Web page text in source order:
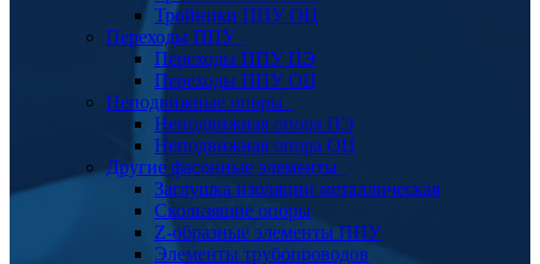
Тройники ППУ ОЦ
Переходы ППУ
Переходы ППУ ПЭ
Переходы ППУ ОЦ
Неподвижные опоры
Неподвижная опора ПЭ
Неподвижная опора ОЦ
Другие фасонные элементы
Заглушка изоляции металлическая
Скользящие опоры
Z-образные элементы ППУ
Элементы трубопроводов